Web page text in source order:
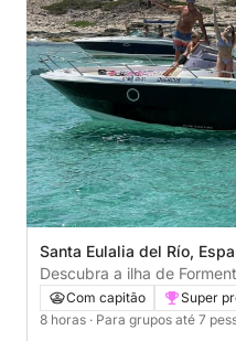
Santa Eulalia del Río,
Descubra a ilha de
uma lancha.
Com capitão Super
8 horas · Para grupos até 7